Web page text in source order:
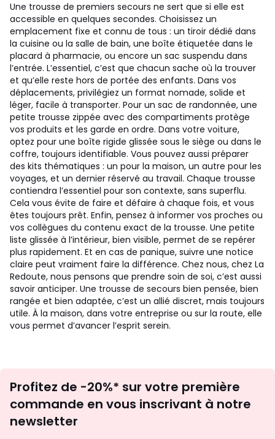
Une trousse de premiers secours ne sert que si elle est
accessible en quelques secondes. Choisissez un
emplacement fixe et connu de tous : un tiroir dédié dans
la cuisine ou la salle de bain, une boîte étiquetée dans le
placard à pharmacie, ou encore un sac suspendu dans
l’entrée. L’essentiel, c’est que chacun sache où la trouver
et qu’elle reste hors de portée des enfants. Dans vos
déplacements, privilégiez un format nomade, solide et
léger, facile à transporter. Pour un sac de randonnée, une
petite trousse zippée avec des compartiments protège
vos produits et les garde en ordre. Dans votre voiture,
optez pour une boîte rigide glissée sous le siège ou dans le
coffre, toujours identifiable. Vous pouvez aussi préparer
des kits thématiques : un pour la maison, un autre pour les
voyages, et un dernier réservé au travail. Chaque trousse
contiendra l’essentiel pour son contexte, sans superflu.
Cela vous évite de faire et défaire à chaque fois, et vous
êtes toujours prêt. Enfin, pensez à informer vos proches ou
vos collègues du contenu exact de la trousse. Une petite
liste glissée à l’intérieur, bien visible, permet de se repérer
plus rapidement. Et en cas de panique, suivre une notice
claire peut vraiment faire la différence. Chez nous, chez La
Redoute, nous pensons que prendre soin de soi, c’est aussi
savoir anticiper. Une trousse de secours bien pensée, bien
rangée et bien adaptée, c’est un allié discret, mais toujours
utile. À la maison, dans votre entreprise ou sur la route, elle
vous permet d’avancer l’esprit serein.
newsletter
Profitez de -20%* sur votre première
commande en vous inscrivant à notre
newsletter